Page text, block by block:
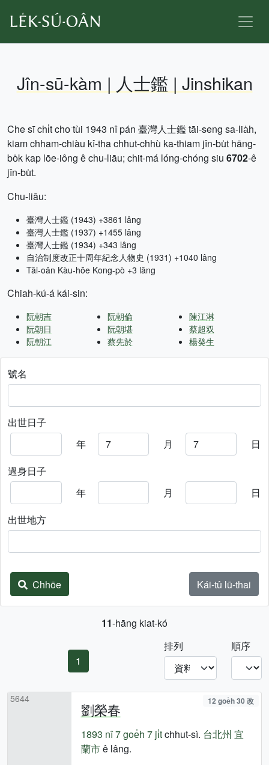
Jîn-sū-kàm | 人士鑑 | Jinshikan
Che sī chi̍t cho͘ tùi 1943 nî pán 臺灣人士鑑 tāi-seng sa-lia̍h,
kiam chham-chiàu kî-tha chhut-chhù ka-thiam jîn-bu̍t hāng-
bo̍k kap lōe-iông ê chu-liāu; chit-má lóng-chóng siu 6702-ê
jîn-bu̍t.
Chu-liāu:
臺灣人士鑑 (1943) +3861 lâng
臺灣人士鑑 (1937) +1455 lâng
臺灣人士鑑 (1934) +343 lâng
自治制度改正十周年紀念人物史 (1931) +1040 lâng
Tâi-oân Kàu-hōe Kong-pò +3 lâng
Chiah-kú-á kái-sin:
阮朝吉
阮朝日
阮朝江
阮朝倫
阮朝堪
蔡先於
陳江淋
蔡超双
楊癸生
號名
出世日子
年
月
日
過身日子
年
月
日
出世地方
Chhōe Kái-tû lū-thai
11-hāng kiat-kó
1
排列 順序
5644
劉榮春 12 goe̍h 30 改
1893 nî7 goe̍h 7 ji̍tchhut-sì. 台北州 宜
蘭市ê lâng.